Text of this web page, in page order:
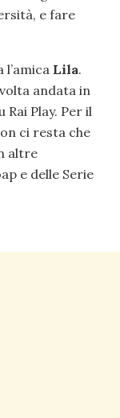
e fare
Lila.
andata in
Play. Per il
ci resta che
altre
e delle Serie